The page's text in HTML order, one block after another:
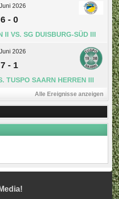
2026
6 - 0
II VS. SG DUISBURG-SÜD III
2026
7 - 1
TUSPO SAARN HERREN III
Alle Ereignisse anzeigen